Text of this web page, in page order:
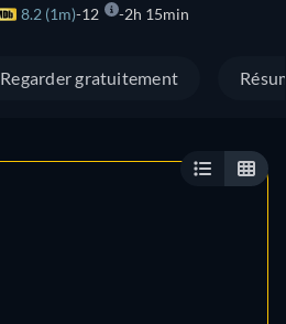
8.2 (1m) 12 2h 15min
Regarder gratuitement